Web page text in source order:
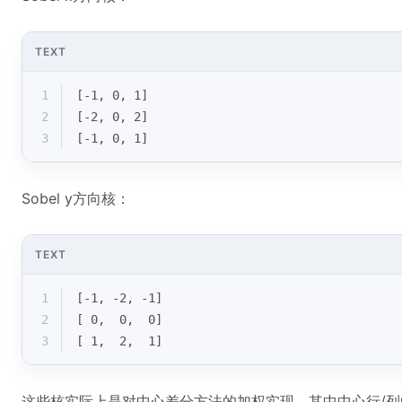
TEXT
1
[-1, 0, 1]
2
[-2, 0, 2]
3
[-1, 0, 1]
Sobel y方向核：
TEXT
1
[-1, -2, -1]
2
[ 0,  0,  0]
3
[ 1,  2,  1]